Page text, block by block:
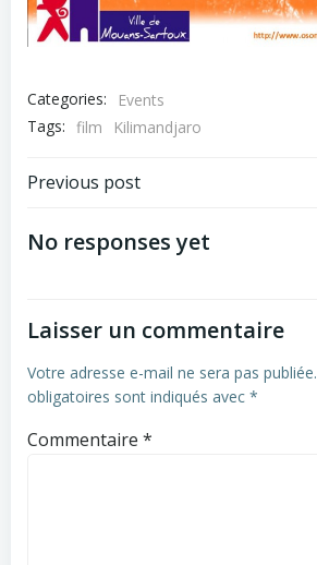
Categories:
Events
Tags: film Kilimandjaro
Post
navigation
Previous post
No responses yet
Laisser un commentaire
Votre adresse e-mail ne sera pas publiée.
obligatoires sont indiqués avec *
Commentaire *